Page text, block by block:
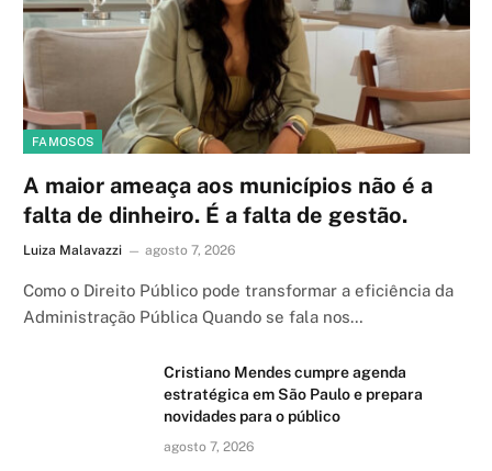
FAMOSOS
A maior ameaça aos municípios não é a
falta de dinheiro. É a falta de gestão.
Luiza Malavazzi agosto 7, 2026
Como o Direito Público pode transformar a eficiência da
Administração Pública Quando se fala nos…
Cristiano Mendes cumpre agenda
estratégica em São Paulo e prepara
novidades para o público
agosto 7, 2026